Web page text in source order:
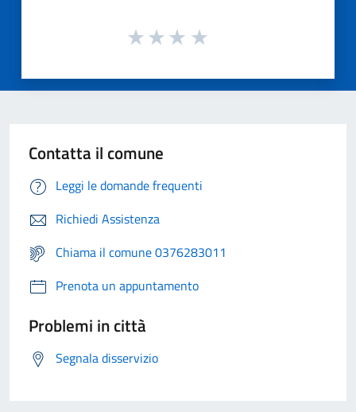
Contatta il comune
Leggi le domande frequenti
Richiedi Assistenza
Chiama il comune 0376283011
Prenota un appuntamento
Problemi in città
Segnala disservizio